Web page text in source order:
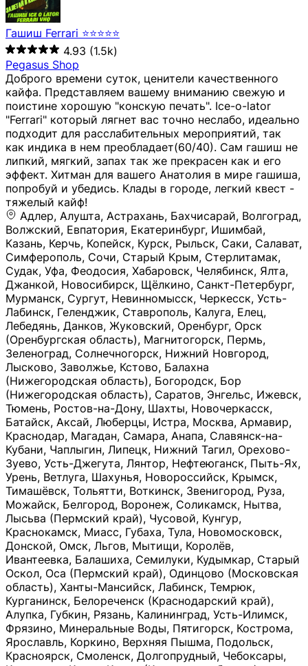
Гашиш Ferrari ⭐⭐⭐⭐⭐
4.93 (1.5k)
Pegasus Shop
Доброго времени суток, ценители качественного
кайфа. Представляем вашему вниманию свежую и
поистине хорошую "конскую печать". Ice-o-lator
"Ferrari" который лягнет вас точно неслабо, идеально
подходит для расслабительных мероприятий, так
как индика в нем преобладает(60/40). Сам гашиш не
липкий, мягкий, запах так же прекрасен как и его
эффект. Хитман для вашего Анатолия в мире гашиша,
попробуй и убедись. Клады в городе, легкий квест -
тяжелый кайф!
Адлер, Алушта, Астрахань, Бахчисарай, Волгоград, Волжский, Евпатория, Екатеринбург, Ишимбай, Казань, Керчь, Копейск, Курск, Рыльск, Саки, Салават, Симферополь, Сочи, Старый Крым, Стерлитамак, Судак, Уфа, Феодосия, Хабаровск, Челябинск, Ялта, Джанкой, Новосибирск, Щёлкино, Санкт-Петербург, Мурманск, Сургут, Невинномысск, Черкесск, Усть-Лабинск, Геленджик, Ставрополь, Калуга, Елец, Лебедянь, Данков, Жуковский, Оренбург, Орск (Оренбургская область), Магнитогорск, Пермь, Зеленоград, Солнечногорск, Нижний Новгород, Лысково, Заволжье, Кстово, Балахна (Нижегородская область), Богородск, Бор (Нижегородская область), Саратов, Энгельс, Ижевск, Тюмень, Ростов-на-Дону, Шахты, Новочеркасск, Батайск, Аксай, Люберцы, Истра, Москва, Армавир, Краснодар, Магадан, Самара, Анапа, Славянск-на-Кубани, Чаплыгин, Липецк, Нижний Тагил, Орехово-Зуево, Усть-Джегута, Лянтор, Нефтеюганск, Пыть-Ях, Урень, Ветлуга, Шахунья, Новороссийск, Крымск, Тимашёвск, Тольятти, Воткинск, Звенигород, Руза, Можайск, Белгород, Воронеж, Соликамск, Нытва, Лысьва (Пермский край), Чусовой, Кунгур, Краснокамск, Миасс, Губаха, Тула, Новомосковск, Донской, Омск, Льгов, Мытищи, Королёв, Ивантеевка, Балашиха, Семилуки, Кудымкар, Старый Оскол, Оса (Пермский край), Одинцово (Московская область), Ханты-Мансийск, Лабинск, Темрюк, Курганинск, Белореченск (Краснодарский край), Алупкa, Губкин, Рязань, Калининград, Усть-Илимск, Фрязино, Минеральные Воды, Пятигорск, Кострома, Ярославль, Коркино, Верхняя Пышма, Подольск, Красноярск, Смоленск, Долгопрудный, Чебоксары, Калачинск, Канск, Киров (Кировская область), Вологда, Рославль, Владивосток, Обнинск, Балабаново (Калужская область), Малоярославец, Брянск, Видное, Ярцево, Вязьма, Гагарин, Приволжск, Фурманов, Чайковский, Кинешма, Горячий Ключ, Улан-Удэ, Туймазы, Дюртюли, Альметьевск, Нефтекамск, Хадыженск, Апшеронск, Майкоп, Уссурийск, Ульяновск, Гатчина, Луга (Ленинградская область), Надым, Ногинск, Электросталь, Железнодорожный (Московская область), Бутурлиновка, Кириллов, Краснознаменск (Калиниградская область), Мышкин, Томмот, Холм, Абакан, Абдулино, Агидель, Агрыз, Адыгейск, Азнакаево, Алатырь, Алдан, Алейск, Александров, Александровск, Алексеевка (Белгородская обл.), Алексин, Амурск, Анадырь, Ангарск, Андреаполь, Анжеро-Судженск, Анива, Апатиты, Арамиль, Ардон, Арзамас, Аркадак, Арсеньев, Артём, Артёмовский, Архангельск, Асбест, Асино, Аткарск, Ахтубинск, Аша, Бабаево (Вологодская область), Бавлы (Республика Татарстан), Байкальск, Бакал, Баксан, Балаклава, Балаково (Саратовская область), Балашов (Саратовская область), Балтийск, Барабинск, Барнаул, Барыш (Ульяновская область), Бежецк, Белая Калитва (Ростовская область), Белебей, Белогорск (Крым), Белозерск, Белокуриха, Беломорск, Белоозёрский (Московская область), Белорецк (Республика Башкортостан), Кызыл, Белоярский (Ханты-Мансийский АО), Бердск, Березники (Пермский край), Берёзовский (Кемеровская область), Берёзовский (Свердловская область), Беслан, Бийск, Бикин, Билибино, Биробиджан, Благовещенск (Амурская область), Благовещенск (Башкортостан), Бобров, Богородицк, Боготол, Богучар, Бокситогорск (Ленинградская область), Бологое (Тверская область), Болхов, Большой Камень (Приморский край), Борисоглебск (Воронежская область), Боровичи (Новгородская область), Боровск, Бородино, Братск, Бронницы (Московская область), Бугульма (Республика Татарстан), Бугуруслан (Оренбургская область), Буинск, Буй, Буйнакск, Валдай, Валуйки, Велиж, Великие Луки, Великий Новгород, Великий Устюг, Вельск, Венёв, Верещагино, Верхнеуральск, Верхний Уфалей, Верхняя Салда, Верхняя Тура, Весьегонск, Вилючинск, Вихоревка, Вичуга, Владикавказ, Волгодонск, Волгореченск, Володарск, Волосово, Волчанск, Вольск, Воркута, Ворсма, Всеволожск (Ленинградская область), Вуктыл, Выкса, Высоковск, Высоцк, Вытегра, Вышний Волочёк, Вяземский, Вязники, Вятские Поляны, Нея, Шилка, Гаврилов Посад, Гаврилов-Ям, Гай, Галич, Гдов, Голицыно, Горно-Алтайск, Горнозаводск, Горняк, Городец, Гороховец, Гремячинск, Грозный, Грязи, Грязовец, Губкинский, Гуково, Гулькевичи, Гурьевск (Калининградская область), Гурьевск (Кемеровская область), Гусев, Гусь-Хрустальный, Давлеканово, Далматово, Дальнегорск, Дегтярск, Дедовск, Демидов, Дербент, Десногорск, Дзержинск, Дзержинский (Московская область), Дивногорск, Димитровград, Дмитровск, Дно, Добрянка, Долинск, Домодедово, Донецк (ДНР), Дорогобуж, Дрезна, Дубна, Дудинка, Духовщина, Дятьково, Егорьевск, Елабуга, Елизово, Ельня (Будет изменено название), Емва, Енисейск, Ермолино, Ершов, Ессентуки, Ефремов, Железноводск, Железногорск (Красноярский край), Железногорск (Курская область), Железногорск-Илимский, Жигулёвск, Жиздра, Жирновск, Жуков, Жуковка, Заводоуковск, Заволжск, Задонск, Заинск, Заозёрный, Заозёрск, Западная Двина, Заполярный, Зарайск, Заречный (Пензенская область), Заречный (Свердловская область), Заринск, Звенигово, Зверево, Зеленогорск ( Ленинградская обл. ), Зеленоградск, Зеленодольск, Зеленокумск, Зерноград, Зима, Змеиногорск, Зубцов, Ивангород, Иваново, Ивдель, Избербаш, Изобильный, Иланский, Инза, Инкерман, Инта, Ипатово, Искитим, Йошкар-Ола, Кадников, Калач, Калач-на-Дону, Калининск, Калтан, Калязин, Камбарка, Каменка (Пензенская область), Каменногорск (Ленинградская область), Каменск-Уральский, Каменск-Шахтинский, Камень-на-Оби, Камешково, Камышин, Канаш, Кандалакша, Карабаново, Карабаш, Карачаевск, Каргат, Каргополь, Карпинск, Карталы, Касимов, Касли, Каспийск, Катав-Ивановск, Катайск, Качканар, Кашин, Кашира, Кемерово, Кемь, Кизел, Кизилюрт, Кизляр, Кимовск, Кимры, Кингисепп, Кинель, Киреевск, Киренск, Киржач, Кириши, Кирово-Чепецк, Кировск (Ленинградская область), Кировск (Мурманская область), Кирсанов, Киселёвск, Кисловодск, Климовск, Клинцы, Княгинино, Ковдор, Ковров, Когалым, Козельск, Козьмодемьянск, Кола, Кологрив, Колпашево, Колпино, Кольчугино, Комсомольск, Комсомольск-на-Амуре, Конаково, Кондопога, Кондрово, Константиновск, Кораблино, Кореновск, Корсаков, Коряжма, Костерёво, Костомукша, Котельники, Котельниково, Котельнич, Котлас, Котовск, Кохма, Красноармейск (Московская область), Краснозаводск, Краснознаменск (Московская область), Краснокаменск, Краснослободск (Волгоградская область), Краснотурьинск, Красноуральск, Красный Сулин, Кремёнки, Кропоткин, Кубинка, Кувшиново (Тверская область), Кудрово, Кулебаки, Кумертау, Курлово, Куровское, Куртамыш, Курчатов, Куса, Кушва, Кыштым, Лабытнанги, Лагань, Лаишево (Республика Татарстан), Лакинск, Лангепас, Лахденпохья, Ленинск-Кузнецкий, Ленск (Республика Саха), Лермонтов (Ставропольский край), Лесозаводск (Приморский край), Лесосибирск, Ливны (Орловская область), Ликино-Дулёво, Липки (Тульская область), Лиски (Воронежская область), Лихославль, Лодейное Поле, Ломоносов (Санкт-Петербург), Лосино-Петровский, Лукоянов, Луховицы, Лыткарино, Любань (Ленинградская область), Любим, Людиново, Магас, Майский, Макаров, Малая Вишера, Малгобек, Мамадыш, Мамоново, Мантурово, Маркс, Махачкала, Мглин, Мегион, Медвежьегорск, Медногорск, Медынь, Меленки, Мелеуз, Менделеевск, Мещовск, Микунь, Миллерово, Минусинск, Миньяр, Мирный (Архангельская область), Мирный (Якутия), Михайловка (Город), Михайловск (Свердловская область), Михайловск (Ставропольский край), Могоча, Можга, Моздок, Мончегорск, Морозовск, Моршанск, Мосальск, Муравленко, Мурино, Муром, Мценск, Мыски, Набережные Челны, Навашино (Нижегородская область), Назарово (Красноярский край), Назрань, Нальчик, Наро-Фоминск, Нарткала, Нарьян-Мар, Находка, Невель (Псковская область), Невельск, Невьянск, Нелидово (Тверская область), Неман, Нерехта (Костромская область), Нерюнгри, Нестеров, Нефтегорск (Самарская область), Нефтекумск, Нижневартовск, Нижнекамск (Республика Татарстан), Нижнеудинск, Нижние Серги, Нижний Ломов, Нижняя Тура, Николаевск-на-Амуре, Никольск (Вологодская область), Никольск (Пензенская область), Новая Ладога, Новая Ляля, Новоалександровск, Новоалтайск, Нововоронеж, Новодвинск, Новозыбков, Новокубанск, Новокуйбышевск, Новомичуринск, Новопавловск, Новоржев, Новосокольники, Новотроицк, Новоульяновск, Новоуральск, Новохопёрск, Новочебоксарск, Новошахтинск, Новый Оскол, Новый Уренгой, Норильск, Нурлат, Нягань, Нязепетровск, Няндома, Облучье, Обоянь, Озёрск (Калининградская область), Озёрск (Челябинская область), Озёры, Октябрьск (Самарская область), Октябрьский (Башкортостан), Окуловка (Новгородская область), Оленегорск, Олонец, Онега, Опочка, Осинники, Осташков, Остров, Острогожск, Отрадный, Оха, Павлово, Павловск (Воронежская область), Павловск (Санкт-Петербург), Павловский Посад, Партизанск, Певек, Пенза, Первоуральск, Перевоз, Пересвет, Переславль-Залесский, Пестово (Новгородская область), Петрозаводск, Петропавловск-Камчатский, Печоры, Пикалёво, Пионерский, Питкяранта, Плавск, Плёс, Подпорожье, Покачи, Покров, Покровск, Полесск, Полысаево, Полярные Зори, Полярный, Поронайск, Порхов, Похвистнево, Почеп, Починок, Пошехонье, Правдинск, Приморск (Калининградская область), Приморско-Ахтарск, Приозерск, Прокопьевск, Протвино, Прохладный, Пугачёв, Пудож, Пустошка, Пушкино, Пущино, Пыталово, Радужный (Владимирская область), Радужный (Ханты-Мансийский АО), Райчихинск, Раменское, Рассказово, Ревда, Реж, Реутов, Родники, Россошь, Ростов (Ярославская обл.), Рошаль, Ртищево, Рубцовск, Рузаевка, Рыбинск, Рыбное, Ряжск, Салехард, Сальск, Саранск, Сарапул, Саров, Сасово, Сатка, Сафоново, Саяногорск, Саянск, Светлогорск, Светлоград, Светлый, Светогорск (Ленинградская область), Свободный, Себеж, Северобайкальск, Северодвинск, Североуральск, Сегежа, Семикаракорск, Сенгилей, Серафимович, Сергач, Сергиев Посад, Сердобск, Сертолово (Ленинградская область), Сестрорецк (Ленинградская область), Сибай, Скопин, Славгород, Сланцы, Слободской, Слюдянка, Собинка, Советск (Кировская область), Советск (Калининградская область), Советск (Тульская область), Советская Гавань, Советский (Ханты-Мансийский АО), Сокол (Вологодская область), Солигалич, Соль-Илецк, Сольцы, Сортавала, Сосенский, Сосновоборск, Сосновый Бор (Ленинградская область), Сосногорск, Спас-Клепики, Спасск-Рязанский, С